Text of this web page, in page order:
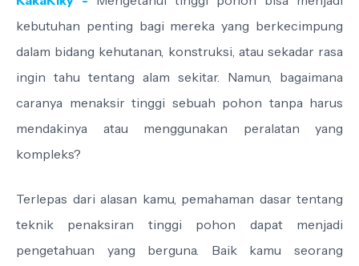
kebutuhan penting bagi mereka yang berkecimpung
dalam bidang kehutanan, konstruksi, atau sekadar rasa
ingin tahu tentang alam sekitar. Namun, bagaimana
caranya menaksir tinggi sebuah pohon tanpa harus
mendakinya atau menggunakan peralatan yang
kompleks?
Terlepas dari alasan kamu, pemahaman dasar tentang
teknik penaksiran tinggi pohon dapat menjadi
pengetahuan yang berguna. Baik kamu seorang